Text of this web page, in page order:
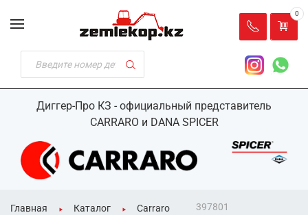
Диггер-Про КЗ - официальный представитель
CARRARO и DANA SPICER
0
Главная Каталог Carraro
397801